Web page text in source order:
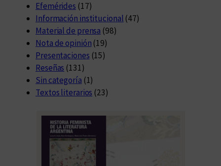
Efemérides (17)
Información institucional (47)
Material de prensa (98)
Nota de opinión (19)
Presentaciones (15)
Reseñas (131)
Sin categoría (1)
Textos literarios (23)